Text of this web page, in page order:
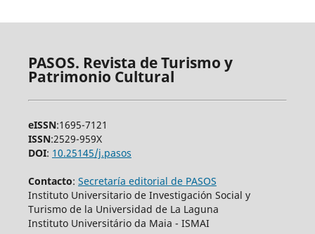
PASOS. Revista de Turismo y
Patrimonio Cultural
eISSN:1695-7121
ISSN:2529-959X
DOI: 10.25145/j.pasos
Contacto: Secretaría editorial de PASOS
Instituto Universitario de Investigación Social y
Turismo de la Universidad de La Laguna
Instituto Universitário da Maia - ISMAI